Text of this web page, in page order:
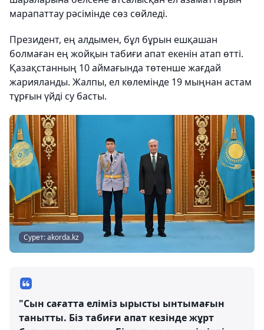
марапаттау рәсімінде сөз сөйледі.
Президент, ең алдымен, бұл бұрын ешқашан
болмаған ең жойқын табиғи апат екенін атап өтті.
Қазақстанның 10 аймағында төтенше жағдай
жарияланды. Жалпы, ел көлемінде 19 мыңнан астам
тұрғын үйді су басты.
Сурет: akorda.kz
"Сын сағатта еліміз ырысты ынтымағын
танытты. Біз табиғи апат кезінде жұрт